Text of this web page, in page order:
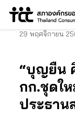
Skip
29 พฤศจิกายน
“บุญยืน
กก.ชุดใ
ประธาน